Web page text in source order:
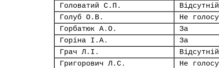
Головатий С.П.
Відсутній
Голуб О.В.
Не
Горбатюк А.О.
За
Горіна І.А.
За
Грач Л.І.
Відсутній
Григорович Л.С.
Не